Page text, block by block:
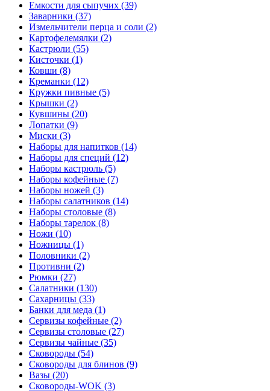
Емкости для сыпучих (39)
Заварники (37)
Измельчители перца и соли (2)
Картофелемялки (2)
Кастрюли (55)
Кисточки (1)
Ковши (8)
Креманки (12)
Кружки пивные (5)
Крышки (2)
Кувшины (20)
Лопатки (9)
Миски (3)
Наборы для напитков (14)
Наборы для специй (12)
Наборы кастрюль (5)
Наборы кофейные (7)
Наборы ножей (3)
Наборы салатников (14)
Наборы столовые (8)
Наборы тарелок (8)
Ножи (10)
Ножницы (1)
Половники (2)
Противни (2)
Рюмки (27)
Салатники (130)
Сахарницы (33)
Банки для меда (1)
Сервизы кофейные (2)
Сервизы столовые (27)
Сервизы чайные (35)
Сковороды (54)
Сковороды для блинов (9)
Вазы (20)
Сковороды-WOK (3)